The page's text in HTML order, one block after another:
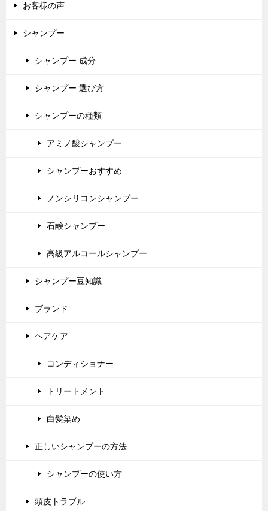
お客様の声
シャンプー
シャンプー 成分
シャンプー 選び方
シャンプーの種類
アミノ酸シャンプー
シャンプーおすすめ
ノンシリコンシャンプー
石鹸シャンプー
高級アルコールシャンプー
シャンプー豆知識
ブランド
ヘアケア
コンディショナー
トリートメント
白髪染め
正しいシャンプーの方法
シャンプーの使い方
頭皮トラブル